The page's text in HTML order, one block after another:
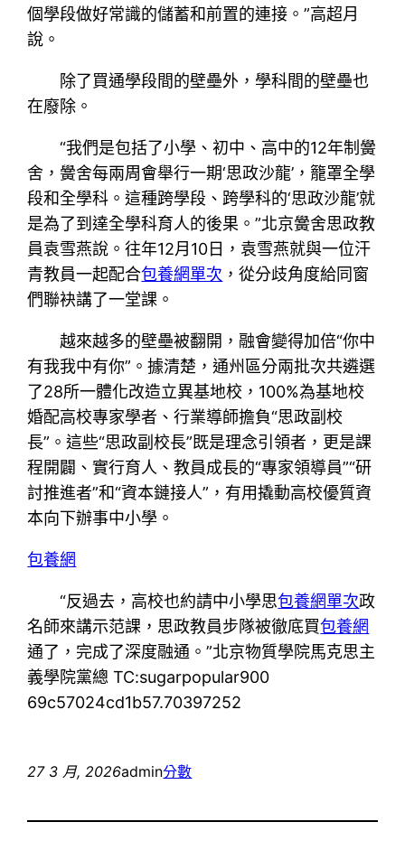
個學段做好常識的儲蓄和前置的連接。”高超月
說。
除了買通學段間的壁壘外，學科間的壁壘也
在廢除。
“我們是包括了小學、初中、高中的12年制黌
舍，黌舍每兩周會舉行一期‘思政沙龍’，籠罩全學
段和全學科。這種跨學段、跨學科的‘思政沙龍’就
是為了到達全學科育人的後果。”北京黌舍思政教
員袁雪燕說。往年12月10日，袁雪燕就與一位汗
青教員一起配合包養網單次 ，從分歧角度給同窗
們聯袂講了一堂課。
越來越多的壁壘被翻開，融會變得加倍“你中
有我我中有你”。據清楚，通州區分兩批次共遴選
了28所一體化改造立異基地校，100%為基地校
婚配高校專家學者、行業導師擔負“思政副校
長”。這些“思政副校長”既是理念引領者，更是課
程開闢、實行育人、教員成長的“專家領導員”“研
討推進者”和“資本鏈接人”，有用撬動高校優質資
本向下辦事中小學。
包養網
“反過去，高校也約請中小學思包養網單次政
名師來講示范課，思政教員步隊被徹底買包養網
通了，完成了深度融通。”北京物質學院馬克思主
義學院黨總 TC:sugarpopular900
69c57024cd1b57.70397252
27 3 月, 2026admin分數